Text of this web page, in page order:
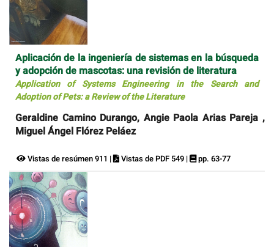
Aplicación de la ingeniería de sistemas en la búsqueda
y adopción de mascotas: una revisión de literatura
Application of Systems Engineering in the Search and
Adoption of Pets: a Review of the Literature
Geraldine Camino Durango, Angie Paola Arias Pareja ,
Miguel Ángel Flórez Peláez
Vistas de resúmen 911 | Vistas de PDF 549 | pp. 63-77